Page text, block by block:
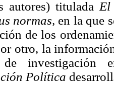
autores) titulada
normas, en la que
de los
otro, la
de
Política